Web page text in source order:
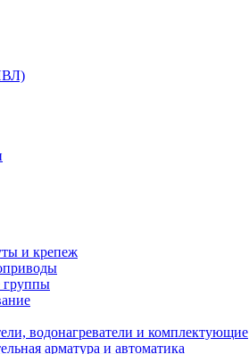
и крепеж
группы
водонагреватели и комплектующие
арматура и автоматика